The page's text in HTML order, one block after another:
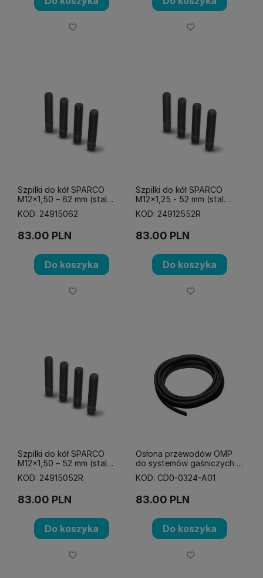
Szpilki do kół SPARCO
M12x1,50 – 62 mm (stal
10,8)
KOD: 24915062
83.00 PLN
Do koszyka
Szpilki do kół SPARCO
M12x1,25 - 52 mm (stal
12,9)
KOD: 24912552R
83.00 PLN
Do koszyka
Szpilki do kół SPARCO
M12x1,50 – 52 mm (stal
12,9)
KOD: 24915052R
83.00 PLN
Do koszyka
Osłona przewodów OMP
do systemów gaśniczych -
10 mm
KOD: CD0-0324-A01
83.00 PLN
Do koszyka